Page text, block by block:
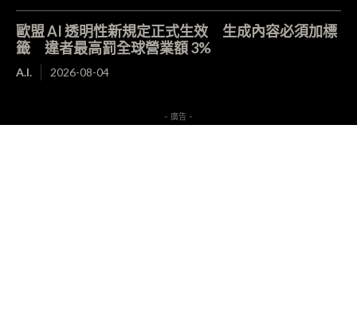
歐盟 AI 透明性新規定正式生效 生成內容必須加標
籤 違者最高罰全球營業額 3%
A.I. 2026-08-04
- 廣告 -